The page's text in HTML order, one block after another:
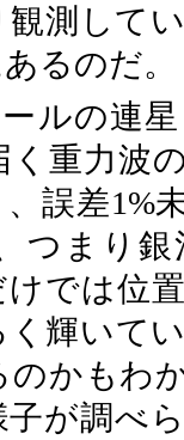
測して
るのだ。
ルの連
く重力波
誤差1%
つまり
では位
輝いて
かもわ
が調べ